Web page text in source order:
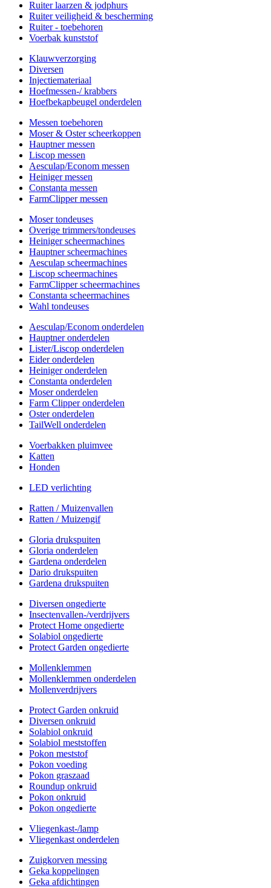
Ruiter laarzen & jodphurs
Ruiter veiligheid & bescherming
Ruiter - toebehoren
Voerbak kunststof
Klauwverzorging
Diversen
Injectiemateriaal
Hoefmessen-/ krabbers
Hoefbekapbeugel onderdelen
Messen toebehoren
Moser & Oster scheerkoppen
Hauptner messen
Liscop messen
Aesculap/Econom messen
Heiniger messen
Constanta messen
FarmClipper messen
Moser tondeuses
Overige trimmers/tondeuses
Heiniger scheermachines
Hauptner scheermachines
Aesculap scheermachines
Liscop scheermachines
FarmClipper scheermachines
Constanta scheermachines
Wahl tondeuses
Aesculap/Econom onderdelen
Hauptner onderdelen
Lister/Liscop onderdelen
Eider onderdelen
Heiniger onderdelen
Constanta onderdelen
Moser onderdelen
Farm Clipper onderdelen
Oster onderdelen
TailWell onderdelen
Voerbakken pluimvee
Katten
Honden
LED verlichting
Ratten / Muizenvallen
Ratten / Muizengif
Gloria drukspuiten
Gloria onderdelen
Gardena onderdelen
Dario drukspuiten
Gardena drukspuiten
Diversen ongedierte
Insectenvallen-/verdrijvers
Protect Home ongedierte
Solabiol ongedierte
Protect Garden ongedierte
Mollenklemmen
Mollenklemmen onderdelen
Mollenverdrijvers
Protect Garden onkruid
Diversen onkruid
Solabiol onkruid
Solabiol meststoffen
Pokon meststof
Pokon voeding
Pokon graszaad
Roundup onkruid
Pokon onkruid
Pokon ongedierte
Vliegenkast-/lamp
Vliegenkast onderdelen
Zuigkorven messing
Geka koppelingen
Geka afdichtingen